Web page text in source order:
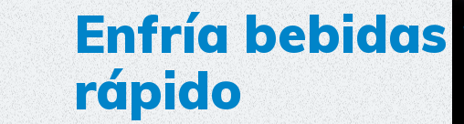
Enfría bebidas
rápido